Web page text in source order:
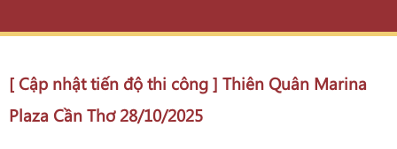
[ Cập nhật tiến độ thi công ] Thiên Quân Marina
Plaza Cần Thơ 28/10/2025